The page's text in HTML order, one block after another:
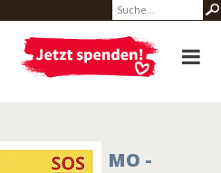
MO -